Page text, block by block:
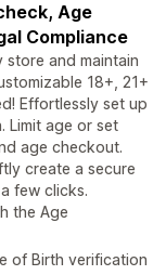
Age
Compliance
store and maintain
18+, 21+
Effortlessly set up
Limit age or set
age checkout.
create a secure
few clicks.
the Age
of Birth verification